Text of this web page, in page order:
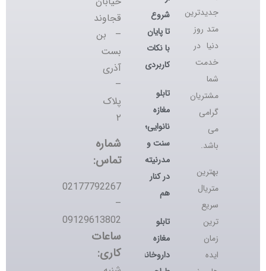
جدیدترین
متد روز
دنیا در
خدمت
شما
مشتریان
گرامی
می
باشد.
بهترین
متریال
سریع
ترین
زمان
ایده
شروع
تا پایان
با نکات
کاربردی
تابلو
مغازه
نانوایی؛
سنت و
مدرنیته
در کنار
هم
تابلو
مغازه
داروخانه؛
قجاوند
– بن
بست
آذری
–
پلاک
۲
شماره
تماس:
02177792267
–
09129613802
ساعات
کاری: